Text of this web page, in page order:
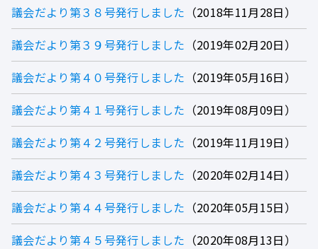
議会だより第３８号発行しました
2018年11月28日
議会だより第３９号発行しました
2019年02月20日
議会だより第４０号発行しました
2019年05月16日
議会だより第４１号発行しました
2019年08月09日
議会だより第４２号発行しました
2019年11月19日
議会だより第４３号発行しました
2020年02月14日
議会だより第４４号発行しました
2020年05月15日
議会だより第４５号発行しました
2020年08月13日